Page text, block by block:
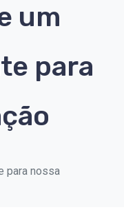
um
para
para nossa